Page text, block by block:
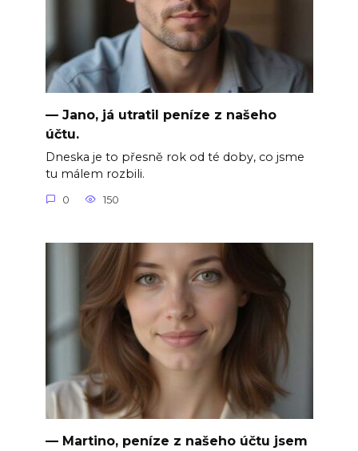
— Jano, já utratil peníze z našeho
účtu.
Dneska je to přesně rok od té doby, co jsme
tu málem rozbili.
0 150
— Martino, peníze z našeho účtu jsem